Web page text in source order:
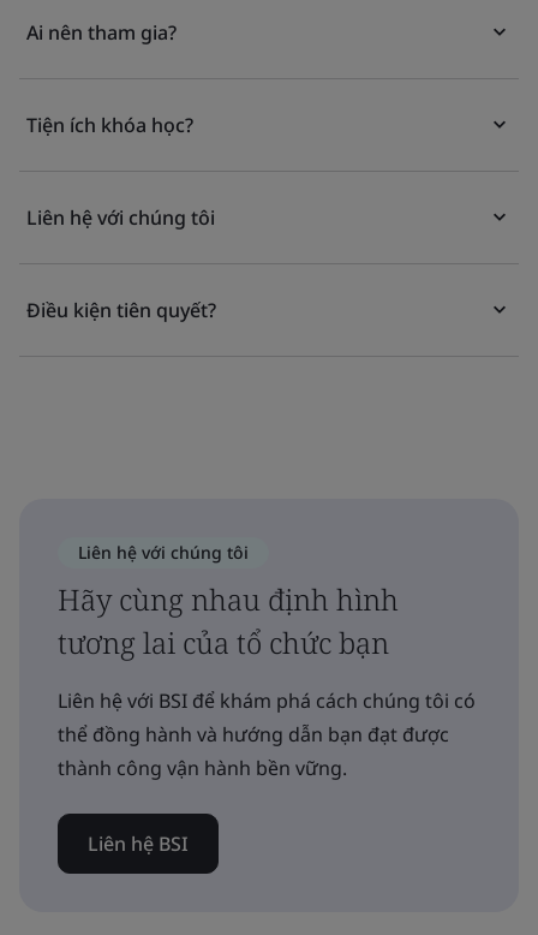
Ai nên tham gia?
Tiện ích khóa học?
Liên hệ với chúng tôi
Điều kiện tiên quyết?
Liên hệ với chúng tôi
Hãy cùng nhau định hình
tương lai của tổ chức bạn
Liên hệ với BSI để khám phá cách chúng tôi có
thể đồng hành và hướng dẫn bạn đạt được
thành công vận hành bền vững.
Liên hệ BSI